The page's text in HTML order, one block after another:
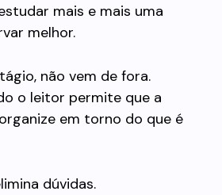
mais e mais uma
melhor.
não vem de fora.
o leitor permite que a
em torno do que é
dúvidas.